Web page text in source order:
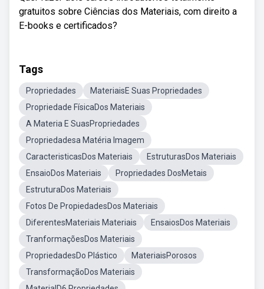
gratuitos sobre Ciências dos Materiais, com direito a
E-books e certificados?
Tags
Propriedades
MateriaisE Suas Propriedades
Propriedade FísicaDos Materiais
A Materia E SuasPropriedades
Propriedadesa Matéria Imagem
CaracteristicasDos Materiais
EstruturasDos Materiais
EnsaioDos Materiais
Propriedades DosMetais
EstruturaDos Materiais
Fotos De PropiedadesDos Materiais
DiferentesMateriais Materiais
EnsaiosDos Materiais
TranformaçõesDos Materiais
PropriedadesDo Plástico
MateriaisPorosos
TransformaçãoDos Materiais